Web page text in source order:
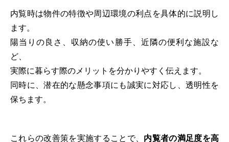
内覧時は物件の特徴や周辺環境の利点を具体的に説明し
ます。
陽当りの良さ、収納の使い勝手、近隣の便利な施設な
ど、
実際に暮らす際のメリットを分かりやすく伝えます。
同時に、潜在的な懸念事項にも誠実に対応し、透明性を
保ちます。
これらの改善策を実施することで、 内覧者の満足度を高